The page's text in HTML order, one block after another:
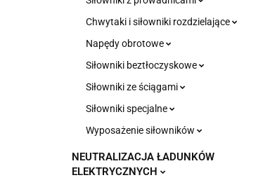
Chwytaki i siłowniki rozdzielające
Napędy obrotowe
Siłowniki beztłoczyskowe
Siłowniki ze ściągami
Siłowniki specjalne
Wyposażenie siłowników
NEUTRALIZACJA ŁADUNKÓW
ELEKTRYCZNYCH